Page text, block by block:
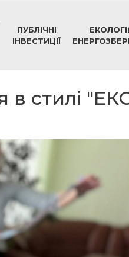
ПУБЛІЧНІ
ІНВЕСТИЦІЇ
стилі